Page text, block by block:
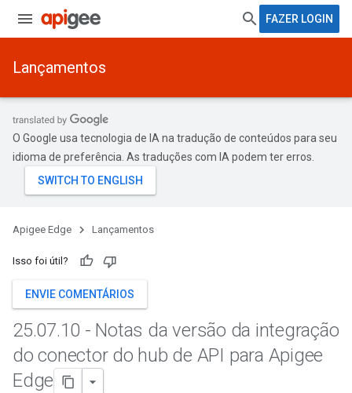
FAZER LOGIN
Lançamentos
O Google usa tecnologia de IA na tradução de conteúdos para seu
idioma de preferência. As traduções com IA podem ter erros.
Apigee Edge Lançamentos
Isso foi útil?
ENVIE COMENTÁRIOS
25.07.10 - Notas da versão da integração
do conector do hub de API para Apigee
Edge